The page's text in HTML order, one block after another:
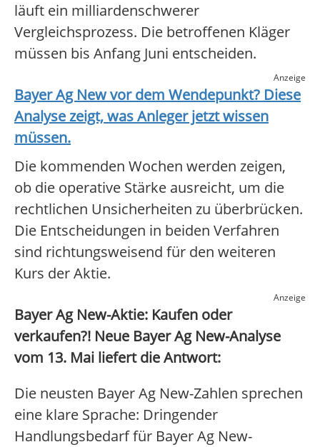
läuft ein milliardenschwerer
Vergleichsprozess. Die betroffenen Kläger
müssen bis Anfang Juni entscheiden.
Anzeige
Bayer Ag Newvor dem Wendepunkt? Diese
Analyse zeigt, was Anleger jetzt wissen
müssen.
Die kommenden Wochen werden zeigen,
ob die operative Stärke ausreicht, um die
rechtlichen Unsicherheiten zu überbrücken.
Die Entscheidungen in beiden Verfahren
sind richtungsweisend für den weiteren
Kurs der Aktie.
Anzeige
Bayer Ag New-Aktie: Kaufen oder
verkaufen?! Neue Bayer Ag New-Analyse
vom 13. Mai liefert die Antwort:
Die neusten Bayer Ag New-Zahlen sprechen
eine klare Sprache: Dringender
Handlungsbedarf für Bayer Ag New-